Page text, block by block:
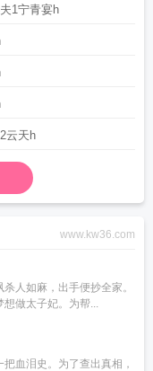
1宁青宴h
云天h
www.kw36.com
人如麻，出手便抄全家。
做太子妃。为帮...
血泪史。为了查出真相，